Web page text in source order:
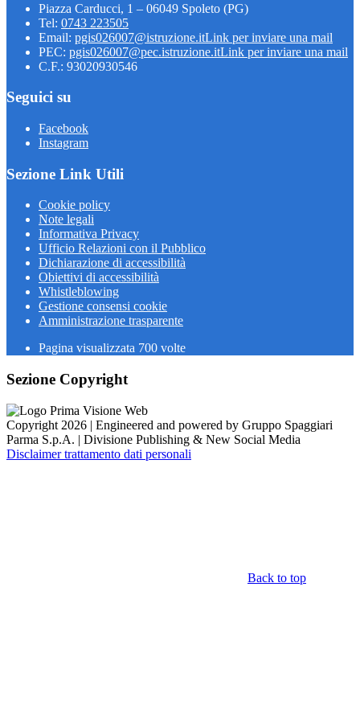
Piazza Carducci, 1 – 06049 Spoleto (PG)
Tel: 0743 223505
Email: pgis026007@istruzione.itLink per inviare una mail
PEC: pgis026007@pec.istruzione.itLink per inviare una mail
C.F.: 93020930546
Seguici su
Facebook
Instagram
Sezione Link Utili
Cookie policy
Note legali
Informativa Privacy
Ufficio Relazioni con il Pubblico
Dichiarazione di accessibilità
Obiettivi di accessibilità
Whistleblowing
Gestione consensi cookie
Amministrazione trasparente
Pagina visualizzata 700 volte
Sezione Copyright
Copyright 2026 | Engineered and powered by Gruppo Spaggiari
Parma S.p.A. | Divisione Publishing & New Social Media
Disclaimer trattamento dati personali
Back to top